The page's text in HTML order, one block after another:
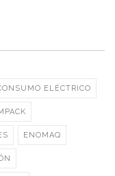
ELÉCTRICO
ENOMAQ